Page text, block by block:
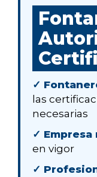
✓
las
necesarias
✓
en vigor
✓